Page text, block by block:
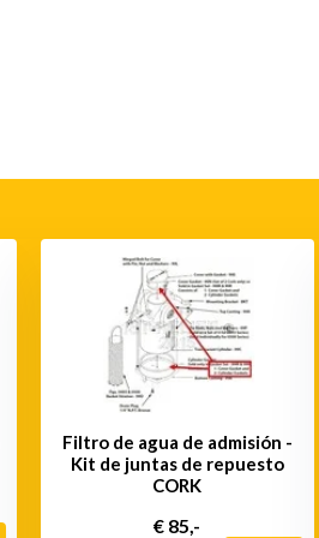
Filtro de agua de admisión -
Kit de juntas de repuesto
CORK
€ 85,-